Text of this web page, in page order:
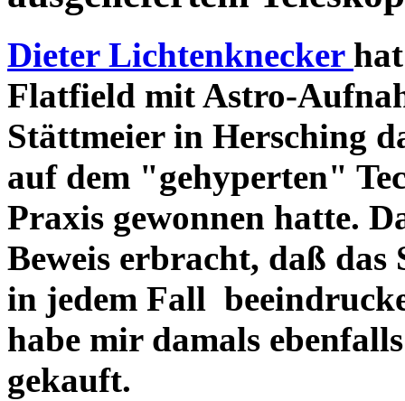
Dieter Lichtenknecker
Flatfield mit Astro-
Stättmeier in Hersching
auf dem "gehyperten"
Praxis gewonnen hatte.
Beweis erbracht, daß das
in jedem Fall
habe mir damals
gekauft.